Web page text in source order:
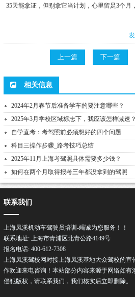
35天能拿证，但别拿它当计划，心里留足3个月
上一篇 下一篇
相关信息
2024年2月春节后准备学车的要注意哪些？
2025年3月学校区域标志下，我应该怎样减速？
自学直考：考驾照前必须想好的四个问题
科目三操作步骤_路考技巧总结
2025年11月上海考驾照具体需要多少钱？
如何在两个月取得报考三年都没拿到的驾照
联系我们
上海凤溪机动车驾驶员培训-竭诚为您服务！！
联系地址: 上海市青浦区北青公路4149号
报名电话: 400-612-7308
上海凤溪驾校网对接上海凤溪基地大众驾校的宣
作欢迎来电咨询！本站部分内容来源于网络如有
侵犯版权，请联系我们，我们核实后立即删除。